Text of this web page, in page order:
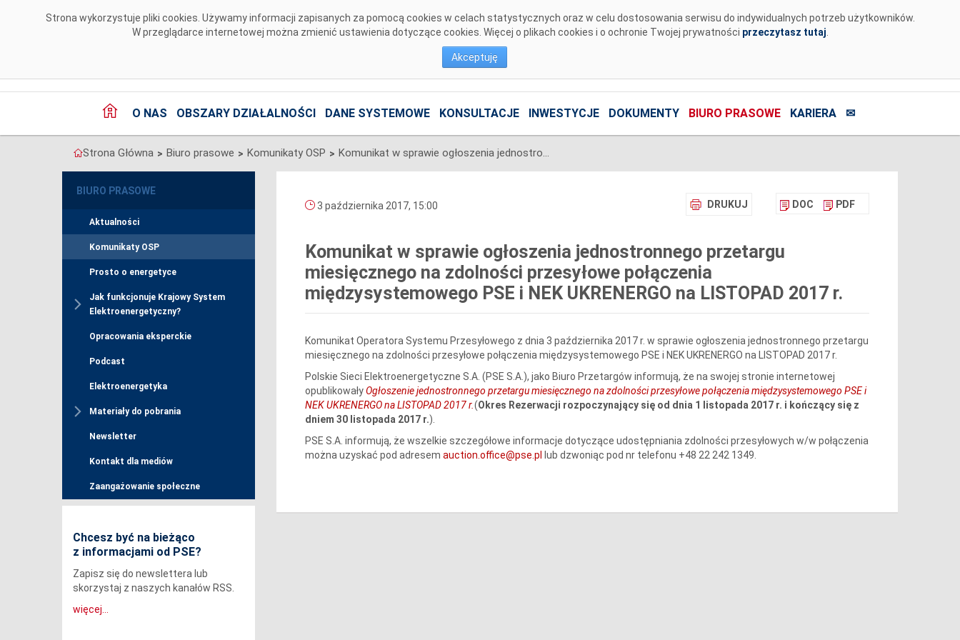
Strona wykorzystuje pliki cookies. Używamy informacji zapisanych za pomocą cookies w celach statystycznych oraz w celu dostosowania serwisu do indywidualnych potrzeb użytkowników.
W przeglądarce internetowej można zmienić ustawienia dotyczące cookies. Więcej o plikach cookies i o ochronie Twojej prywatności przeczytasz tutaj
Akceptuję
O NAS OBSZARY DZIAŁALNOŚCI DANE SYSTEMOWE KONSULTACJE INWESTYCJE DOKUMENTY BIURO PRASOWE KARIERA ✉
Strona Główna > Biuro prasowe > Komunikaty OSP > Komunikat w sprawie ogłoszenia jednostronnego przetargu miesięcznego na zdolności przesyłowe połączenia międzysystemowego PSE i NEK UKRENERGO na LISTOPAD 2017 r.
BIURO PRASOWE
Aktualności
Komunikaty OSP
Prosto o energetyce
Jak funkcjonuje Krajowy System
Elektroenergetyczny?
Opracowania eksperckie
Podcast
Elektroenergetyka
Materiały do pobrania
Newsletter
Kontakt dla mediów
Zaangażowanie społeczne
Chcesz być na bieżąco
z informacjami od PSE?
Zapisz się do newslettera lub
skorzystaj z naszych kanałów RSS.
więcej...
DRUKUJ DOC PDF
3 października 2017, 15:00
Komunikat w sprawie ogłoszenia jednostronnego przetargu
miesięcznego na zdolności przesyłowe połączenia
międzysystemowego PSE i NEK UKRENERGO na LISTOPAD 2017 r.
Komunikat Operatora Systemu Przesyłowego z dnia 3 października 2017 r. w sprawie ogłoszenia jednostronnego przetargu
miesięcznego na zdolności przesyłowe połączenia międzysystemowego PSE i NEK UKRENERGO na LISTOPAD 2017 r.
Polskie Sieci Elektroenergetyczne S.A. (PSE S.A.), jako Biuro Przetargów informują, że na swojej stronie internetowej
opublikowałyOgłoszenie jednostronnego przetargu miesięcznego na zdolności przesyłowe połączenia międzysystemowego PSE i
NEK UKRENERGO na LISTOPAD 2017 r.(Okres Rezerwacji rozpoczynający się od dnia 1 listopada 2017 r. i kończący się z
dniem 30 listopada 2017 r.).
PSE S.A. informują, że wszelkie szczegółowe informacje dotyczące udostępniania zdolności przesyłowych w/w połączenia
można uzyskać pod adresem auction.office@pse.pl lub dzwoniąc pod nr telefonu +48 22 242 1349.